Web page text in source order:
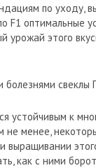
по уходу,
F1 оптимальные
урожай этого
свеклы
устойчивым к
не менее,
выращивании
как с ними